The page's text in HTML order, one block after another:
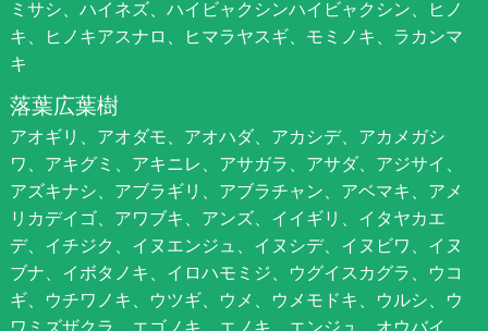
ミサシ、ハイネズ、ハイビャクシンハイビャクシン、ヒノ
キ、ヒノキアスナロ、ヒマラヤスギ、モミノキ、ラカンマ
キ
落葉広葉樹
アオギリ、アオダモ、アオハダ、アカシデ、アカメガシ
ワ、アキグミ、アキニレ、アサガラ、アサダ、アジサイ、
アズキナシ、アブラギリ、アブラチャン、アベマキ、アメ
リカデイゴ、アワブキ、アンズ、イイギリ、イタヤカエ
デ、イチジク、イヌエンジュ、イヌシデ、イヌビワ、イヌ
ブナ、イボタノキ、イロハモミジ、ウグイスカグラ、ウコ
ギ、ウチワノキ、ウツギ、ウメ、ウメモドキ、ウルシ、ウ